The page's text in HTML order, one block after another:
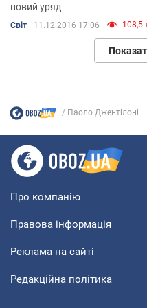
новий уряд
Світ 11.12.2016 17:06 108,5
Паоло Джентілоні
Про компанію
Правова інформація
Реклама на сайті
Редакційна політика